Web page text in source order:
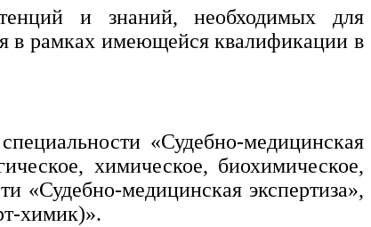
и знаний, необходимых для
в рамках имеющейся квалификации в
«Судебно-медицинская
химическое, биохимическое,
«Судебно-медицинская экспертиза»,
химик)».